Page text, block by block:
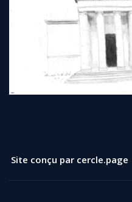
Site conçu par cercle.page